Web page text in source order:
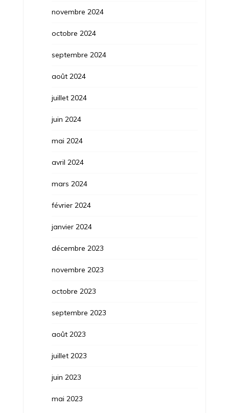
novembre 2024
octobre 2024
septembre 2024
août 2024
juillet 2024
juin 2024
mai 2024
avril 2024
mars 2024
février 2024
janvier 2024
décembre 2023
novembre 2023
octobre 2023
septembre 2023
août 2023
juillet 2023
juin 2023
mai 2023